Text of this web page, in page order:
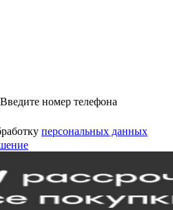
Введите номер телефона
персональных данных